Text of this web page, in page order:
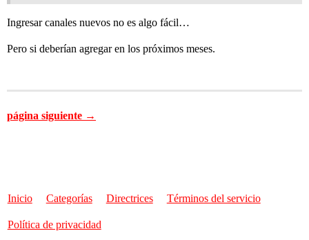
Ingresar canales nuevos no es algo fácil…
Pero si deberían agregar en los próximos meses.
página siguiente →
Inicio Categorías Directrices Términos del servicio
Política de privacidad